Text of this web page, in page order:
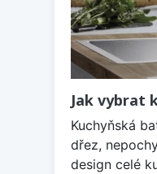
Jak vybrat
Kuchyňská
dřez,
design celé